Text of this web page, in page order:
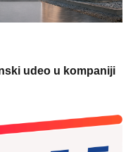
udeo u kompaniji